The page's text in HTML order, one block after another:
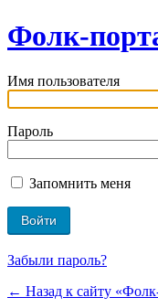
Фолк-
Имя пользователя
Пароль
Запомнить меня
Забыли пароль?
← Назад к сайту